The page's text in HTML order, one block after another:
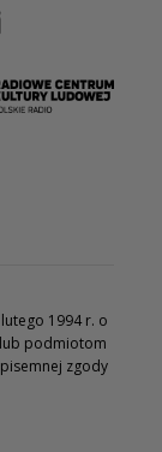
1994 r. o
lub podmiotom
zgody